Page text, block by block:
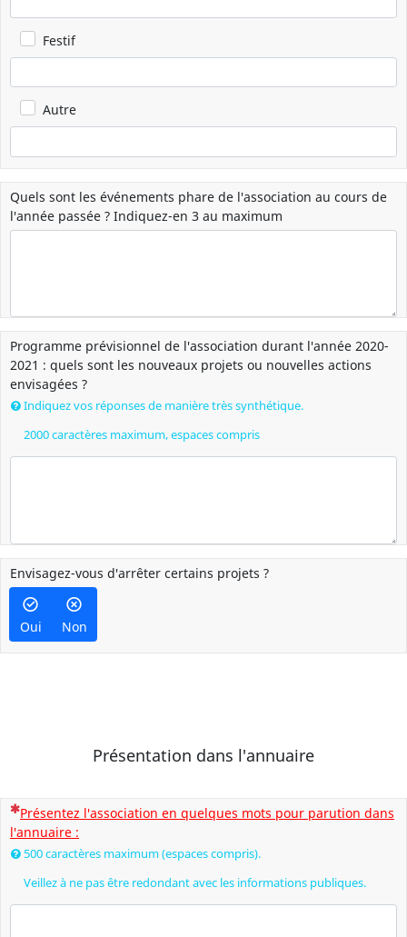
Festif
Autre
Quels sont les événements phare de l'association au cours de
l'année passée ? Indiquez-en 3 au maximum
Programme prévisionnel de l'association durant l'année 2020-
2021 : quels sont les nouveaux projets ou nouvelles actions
envisagées ?
Indiquez vos réponses de manière très synthétique.
2000 caractères maximum, espaces compris
Envisagez-vous d'arrêter certains projets ?
Oui Non
Présentation dans l'annuaire
(Cette question est obligatoire)
Présentez l'association en quelques mots pour parution dans
l'annuaire :
500 caractères maximum (espaces compris).
Veillez à ne pas être redondant avec les informations publiques.